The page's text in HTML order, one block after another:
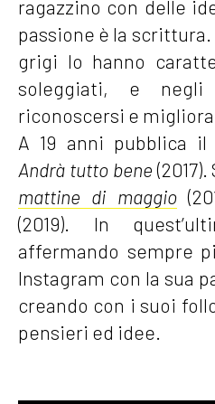
[17] Matteo
Battiti: Radio 100
Giugno 2021
[26] Battiti.
narrazioni
Carecci
ragazzino con delle
passione è la
grigi lo hanno
soleggiati, e
riconoscersi e
A 19 anni pubblica
Andrà tutto bene
mattine di maggio
(2019). In
affermando sempre
Instagram con la sua
creando con i suoi
pensieri ed idee.